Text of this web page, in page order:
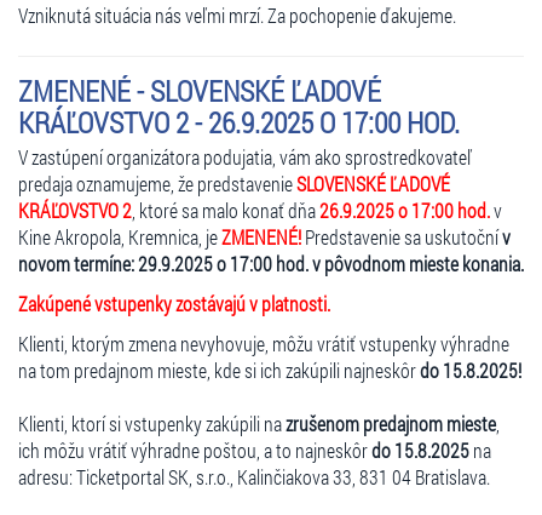
Vzniknutá situácia nás veľmi mrzí. Za pochopenie ďakujeme.
ZMENENÉ - SLOVENSKÉ ĽADOVÉ
KRÁĽOVSTVO 2 - 26.9.2025 O 17:00 HOD.
V zastúpení organizátora podujatia, vám ako sprostredkovateľ
predaja oznamujeme, že predstavenieSLOVENSKÉ ĽADOVÉ
KRÁĽOVSTVO 2 , ktoré sa malo konať dňa26.9.2025 o 17:00 hod.v
Kine Akropola, Kremnica, jeZMENENÉ!Predstavenie sa uskutočnív
novom termíne: 29.9.2025 o 17:00 hod. v pôvodnom mieste konania.
Zakúpené vstupenky zostávajú v platnosti.
Klienti, ktorým zmena nevyhovuje, môžu vrátiť vstupenky výhradne
na tom predajnom mieste, kde si ich zakúpili najneskôrdo 15.8.2025!
Klienti, ktorí si vstupenky zakúpili nazrušenom predajnom mieste,
ich môžu vrátiť výhradne poštou, a to najneskôrdo 15.8.2025na
adresu: Ticketportal SK, s.r.o., Kalinčiakova 33, 831 04 Bratislava.